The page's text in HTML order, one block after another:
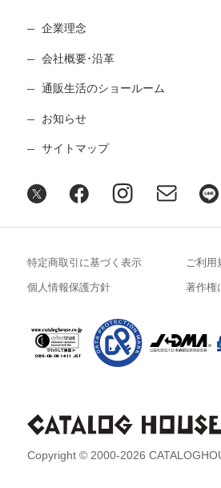
企業理念
会社概要･沿革
通販生活のショールーム
お知らせ
サイトマップ
Copyright © 2000-2026
特定商取引に基づく表示 ご利用
個人情報保護方針 著作権